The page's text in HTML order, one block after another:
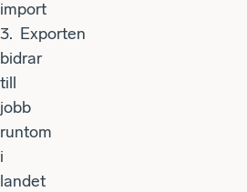
import
3. Exporten
bidrar
till
jobb
runtom
i
landet